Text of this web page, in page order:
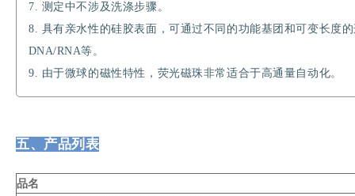
7. 测定中不涉及洗涤步骤。
8. 具有亲水性的硅胶表面，可通过不同的功能基团和可变长度
DNA/RNA等。
9. 由于微球的磁性特性，荧光磁珠非常适合于高通量自动化。
五、产品列表
品名